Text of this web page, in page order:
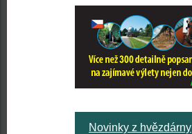
Novinky z hvězdárny